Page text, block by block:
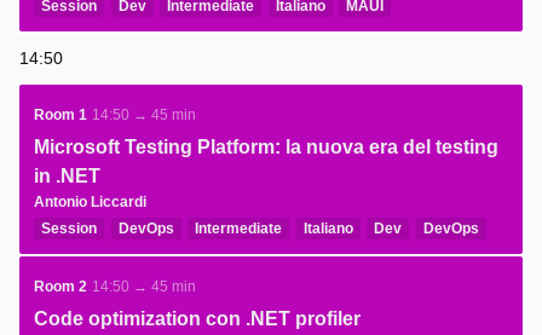
Session Dev Intermediate Italiano MAUI
14:50
Room 1 14:50 → 45 min
Microsoft Testing Platform: la nuova era del testing
in .NET
Antonio Liccardi
Session
DevOps Intermediate Italiano Dev
DevOps
.NET
Room 2 14:50 → 45 min
Code optimization con .NET profiler